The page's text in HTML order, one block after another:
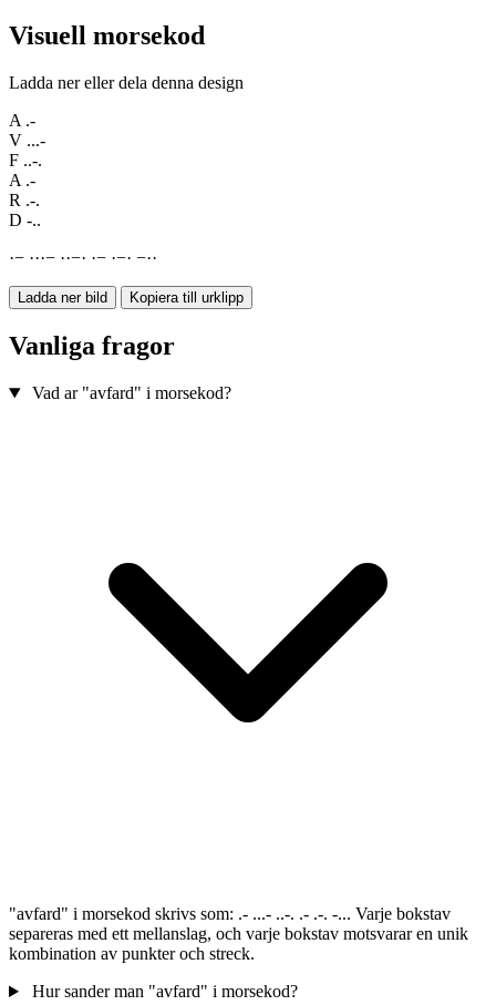
Visuell morsekod
Ladda ner eller dela denna design
A .-
V ...-
F ..-.
A .-
R .-.
D -..
·− ···− ··−· ·− ·−· −··
Ladda ner bild Kopiera till urklipp
Vanliga fragor
Vad ar "avfard" i morsekod?
"avfard" i morsekod skrivs som: .- ...- ..-. .- .-. -... Varje bokstav
separeras med ett mellanslag, och varje bokstav motsvarar en unik
kombination av punkter och streck.
Hur sander man "avfard" i morsekod?